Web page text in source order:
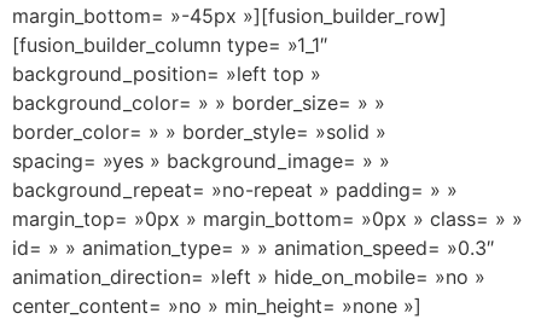
margin_bottom= »-45px »][fusion_builder_row]
[fusion_builder_column type= »1_1″
background_position= »left top »
background_color= » » border_size= » »
border_color= » » border_style= »solid »
spacing= »yes » background_image= » »
background_repeat= »no-repeat » padding= » »
margin_top= »0px » margin_bottom= »0px » class= » »
id= » » animation_type= » » animation_speed= »0.3″
animation_direction= »left » hide_on_mobile= »no »
center_content= »no » min_height= »none »]